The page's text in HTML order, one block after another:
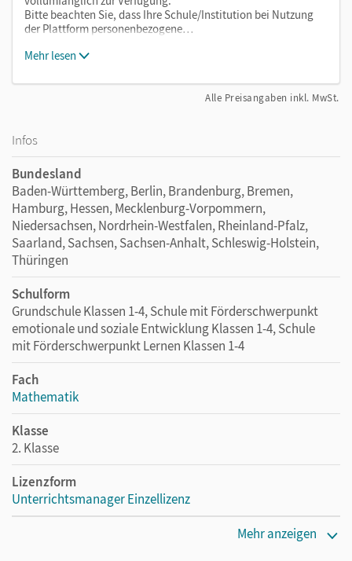
Bitte beachten Sie, dass Ihre Schule/Institution bei Nutzung
der Plattform personenbezogene…
Mehr lesen
Alle Preisangaben inkl. MwSt.
Infos
Bundesland
Baden-Württemberg, Berlin, Brandenburg, Bremen,
Hamburg, Hessen, Mecklenburg-Vorpommern,
Niedersachsen, Nordrhein-Westfalen, Rheinland-Pfalz,
Saarland, Sachsen, Sachsen-Anhalt, Schleswig-Holstein,
Thüringen
Schulform
Grundschule Klassen 1-4, Schule mit Förderschwerpunkt
emotionale und soziale Entwicklung Klassen 1-4, Schule
mit Förderschwerpunkt Lernen Klassen 1-4
Fach
Mathematik
Klasse
2. Klasse
Lizenzform
Unterrichtsmanager Einzellizenz
Mehr anzeigen